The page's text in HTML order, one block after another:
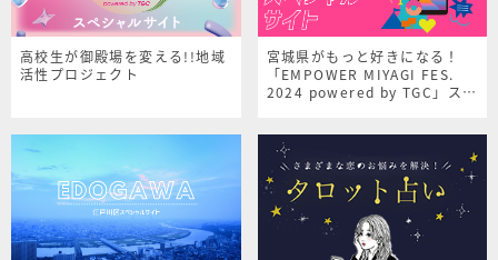
高校生が御殿場を変える!!地域
活性プロジェクト
宮城県がもっと好きになる！
「EMPOWER MIYAGI FES.
2024 powered by TGC」スペ